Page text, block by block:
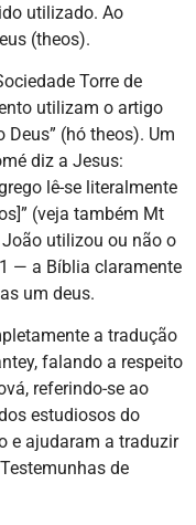
utilizado. Ao
(theos).
Torre de
utilizam o artigo
Deus” (hó theos). Um
diz a Jesus:
lê-se literalmente
(veja também Mt
utilizou ou não o
— a Bíblia claramente
um deus.
a tradução
falando a respeito
referindo-se ao
estudiosos do
e ajudaram a traduzir
de